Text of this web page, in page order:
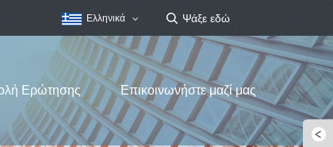
Ελληνικά
Ερώτησης Επικοινωνήστε μαζί μας